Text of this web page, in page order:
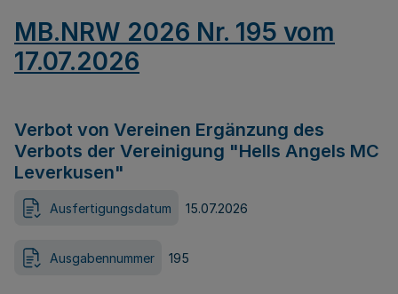
MB.NRW 2026 Nr. 195 vom
17.07.2026
Verbot von Vereinen Ergänzung des
Verbots der Vereinigung "Hells Angels MC
Leverkusen"
Ausfertigungsdatum 15.07.2026
Ausgabennummer 195